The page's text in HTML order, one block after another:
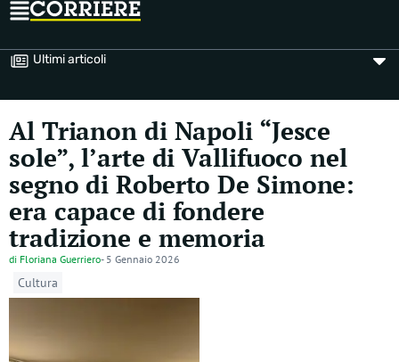
Ultimi articoli
Al Trianon di Napoli “Jesce
sole”, l’arte di Vallifuoco nel
segno di Roberto De Simone:
era capace di fondere
tradizione e memoria
di Floriana Guerriero- 5 Gennaio 2026
Cultura